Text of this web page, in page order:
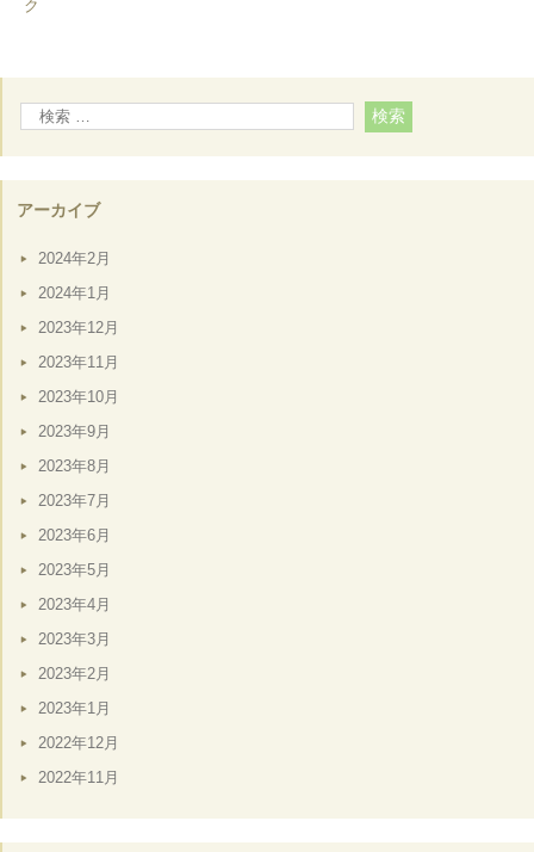
ク
アーカイブ
2024年2月
2024年1月
2023年12月
2023年11月
2023年10月
2023年9月
2023年8月
2023年7月
2023年6月
2023年5月
2023年4月
2023年3月
2023年2月
2023年1月
2022年12月
2022年11月